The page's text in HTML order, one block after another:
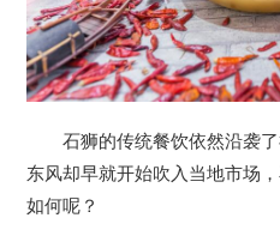
石狮的传统餐饮依然沿袭
东风却早就开始吹入当地市场
如何呢？